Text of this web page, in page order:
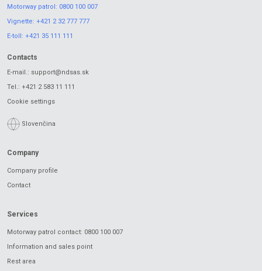
Motorway patrol: 0800 100 007
Vignette: +421 2 32 777 777
E-toll: +421 35 111 111
Contacts
E-mail.: support@ndsas.sk
Tel.: +421 2 583 11 111
Cookie settings
Slovenčina
Company
Company profile
Contact
Services
Motorway patrol contact: 0800 100 007
Information and sales point
Rest area